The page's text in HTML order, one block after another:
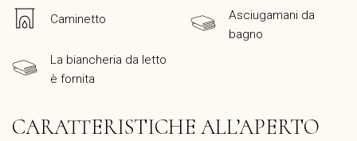
Caminetto
Asciugamani da
bagno
La biancheria da letto
è fornita
CARATTERISTICHE ALL’APERTO